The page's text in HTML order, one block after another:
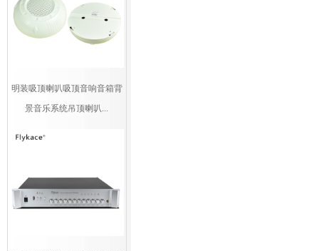
明装吸顶喇叭吸顶音响音箱背
景音乐系统吊顶喇叭...